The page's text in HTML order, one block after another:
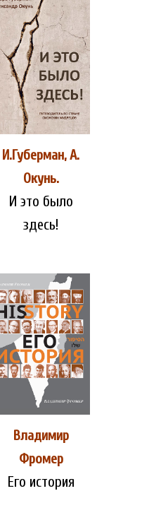
И.Губерман, А.
Окунь.
И это было
здесь!
Владимир
Фромер
Его история